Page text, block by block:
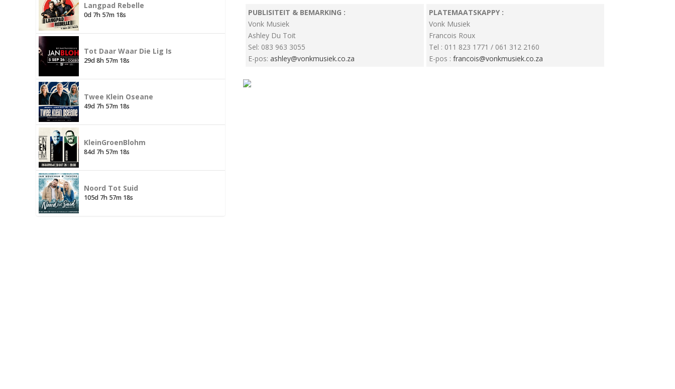
Langpad Rebelle
0d 7h 57m 18s
Tot Daar Waar Die Lig Is
29d 8h 57m 18s
Twee Klein Oseane
49d 7h 57m 18s
KleinGroenBlohm
84d 7h 57m 18s
Noord Tot Suid
105d 7h 57m 18s
PUBLISITEIT & BEMARKING :
Vonk Musiek
Ashley Du Toit
Sel: 083 963 3055
E-pos: ashley@vonkmusiek.co.za
PLATEMAATSKAPPY :
Vonk Musiek
Francois Roux
Tel : 011 823 1771 / 061 312 2160
E-pos : francois@vonkmusiek.co.za